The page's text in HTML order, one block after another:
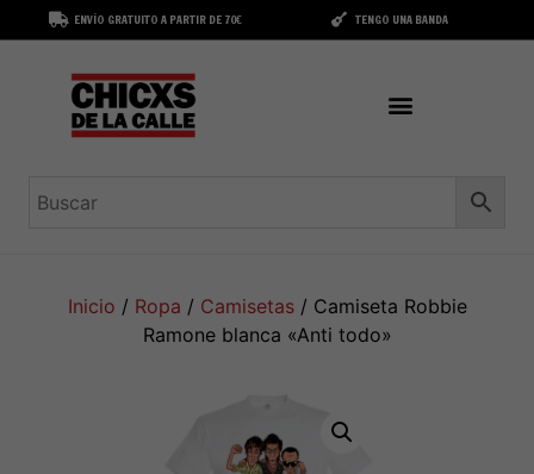
ENVÍO GRATUITO A PARTIR DE 70€ TENGO UNA BANDA
Inicio / Ropa / Camisetas/ Camiseta Robbie
Ramone blanca «Anti todo»